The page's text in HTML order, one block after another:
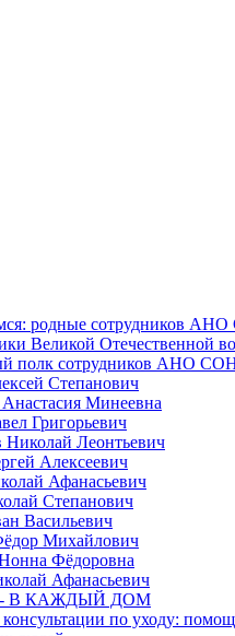
родные сотрудников
Великой Отечественной
полк сотрудников АНО
Степанович
Анастасия Минеевна
Григорьевич
Николай Леонтьевич
Алексеевич
Афанасьевич
Степанович
Васильевич
Михайлович
Фёдоровна
Афанасьевич
В КАЖДЫЙ ДОМ
по уходу: